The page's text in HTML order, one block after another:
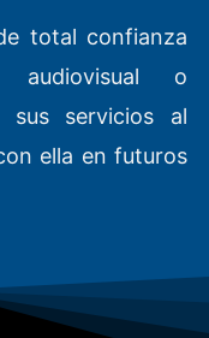
total confianza
audiovisual o
sus servicios al
ella en futuros